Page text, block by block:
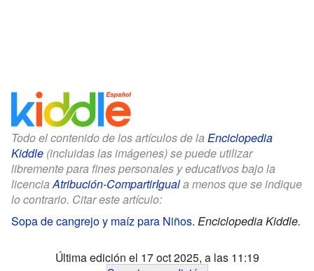
Todo el contenido de los artículos de la Enciclopedia
Kiddle (incluidas las imágenes) se puede utilizar
libremente para fines personales y educativos bajo la
licenciaAtribución-CompartirIguala menos que se indique
lo contrario. Citar este artículo:
Sopa de cangrejo y maíz para Niños. Enciclopedia Kiddle.
Última edición el 17 oct 2025, a las 11:19